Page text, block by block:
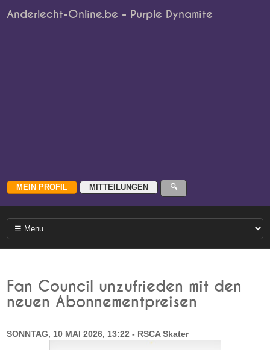
Anderlecht-Online.be - Purple Dynamite
Fan Council unzufrieden mit den
neuen Abonnementpreisen
SONNTAG, 10 MAI 2026, 13:22 - RSCA Skater